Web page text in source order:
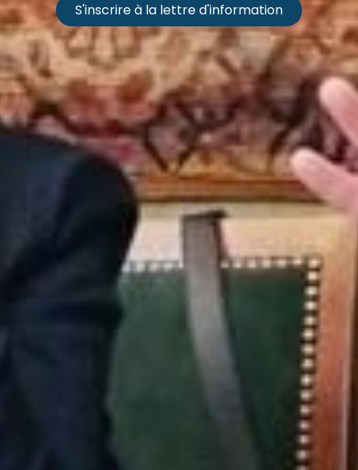
S'inscrire à la lettre d'information